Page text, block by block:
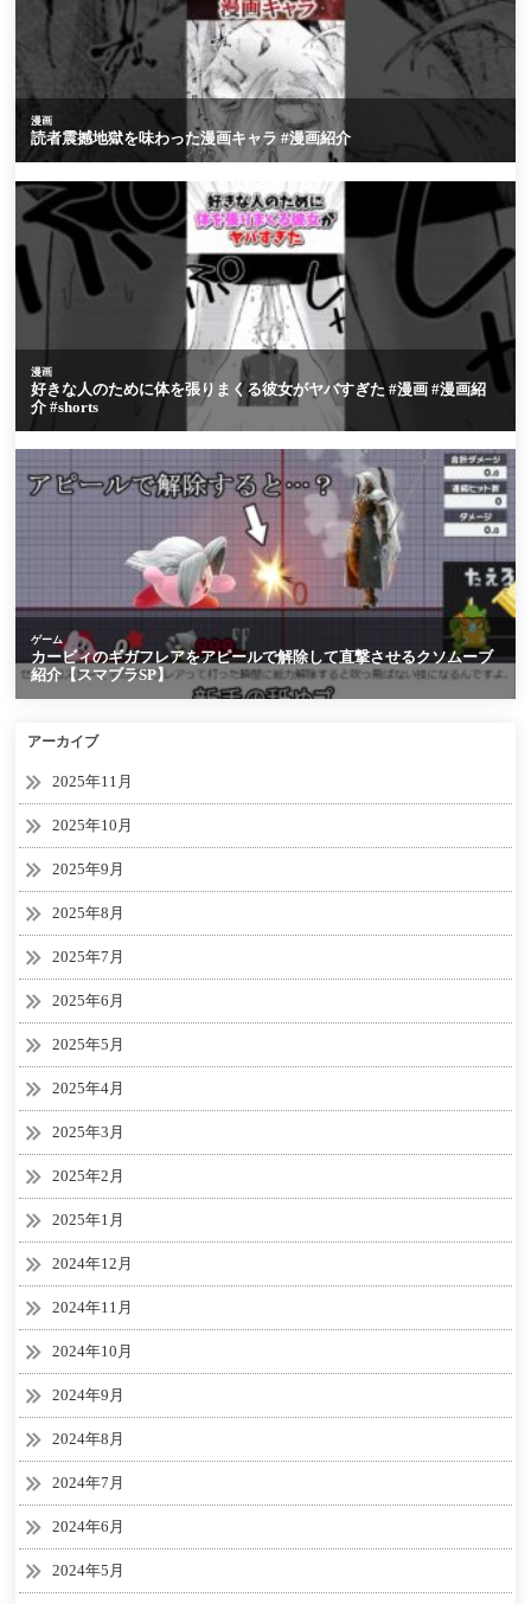
アーカイブ
2025年11月
2025年10月
2025年9月
2025年8月
2025年7月
2025年6月
2025年5月
2025年4月
2025年3月
2025年2月
2025年1月
2024年12月
2024年11月
2024年10月
2024年9月
2024年8月
2024年7月
2024年6月
2024年5月